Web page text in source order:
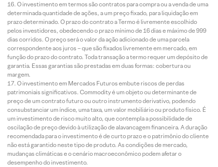
O investimento em termos são contratos para compra ou a venda de uma
determinada quantidade de ações, a um preço fixado, para liquidação em
prazo determinado. O prazo do contrato a Termo é livremente escolhido
pelos investidores, obedecendo o prazo mínimo de 16 dias e máximo de 999
dias corridos. O preço será o valor da ação adicionado de uma parcela
correspondente aos juros – que são fixados livremente em mercado, em
função do prazo do contrato. Toda transação a termo requer um depósito de
garantia. Essas garantias são prestadas em duas formas: cobertura ou
margem.
O investimento em Mercados Futuros embute riscos de perdas
patrimoniais significativos. Commodity é um objeto ou determinante de
preço de um contrato futuro ou outro instrumento derivativo, podendo
consubstanciar um índice, uma taxa, um valor mobiliário ou produto físico. É
um investimento de risco muito alto, que contempla a possibilidade de
oscilação de preço devido à utilização de alavancagem financeira. A duração
recomendada para o investimento é de curto prazo e o patrimônio do cliente
não está garantido neste tipo de produto. As condições de mercado,
mudanças climáticas e o cenário macroeconômico podem afetar o
desempenho do investimento.